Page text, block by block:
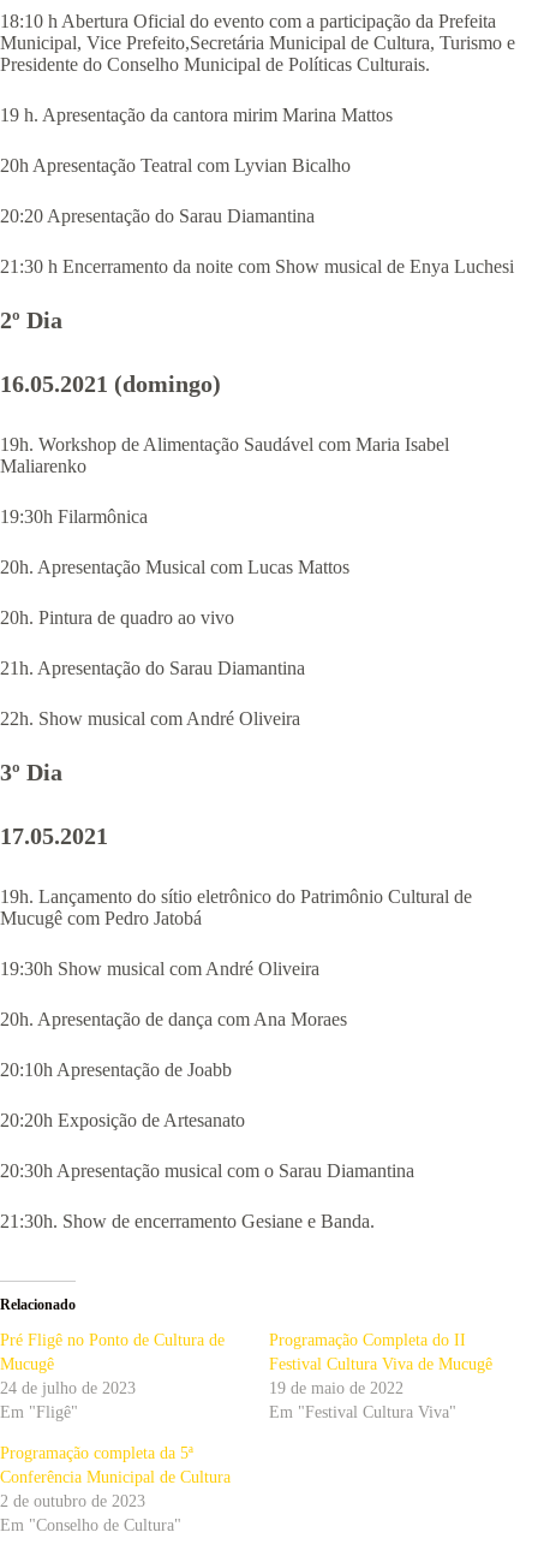
18:10 h Abertura Oficial do evento com a participação da Prefeita
Municipal, Vice Prefeito,Secretária Municipal de Cultura, Turismo e
Presidente do Conselho Municipal de Políticas Culturais.
19 h. Apresentação da cantora mirim Marina Mattos
20h Apresentação Teatral com Lyvian Bicalho
20:20 Apresentação do Sarau Diamantina
21:30 h Encerramento da noite com Show musical de Enya Luchesi
2º Dia
16.05.2021 (domingo)
19h. Workshop de Alimentação Saudável com Maria Isabel
Maliarenko
19:30h Filarmônica
20h. Apresentação Musical com Lucas Mattos
20h. Pintura de quadro ao vivo
21h. Apresentação do Sarau Diamantina
22h. Show musical com André Oliveira
3º Dia
17.05.2021
19h. Lançamento do sítio eletrônico do Patrimônio Cultural de
Mucugê com Pedro Jatobá
19:30h Show musical com André Oliveira
20h. Apresentação de dança com Ana Moraes
20:10h Apresentação de Joabb
20:20h Exposição de Artesanato
20:30h Apresentação musical com o Sarau Diamantina
21:30h. Show de encerramento Gesiane e Banda.
Relacionado
Pré Fligê no Ponto de Cultura de
Mucugê
24 de julho de 2023
Em "Fligê"
Programação Completa do II
Festival Cultura Viva de Mucugê
19 de maio de 2022
Em "Festival Cultura Viva"
Programação completa da 5ª
Conferência Municipal de Cultura
2 de outubro de 2023
Em "Conselho de Cultura"